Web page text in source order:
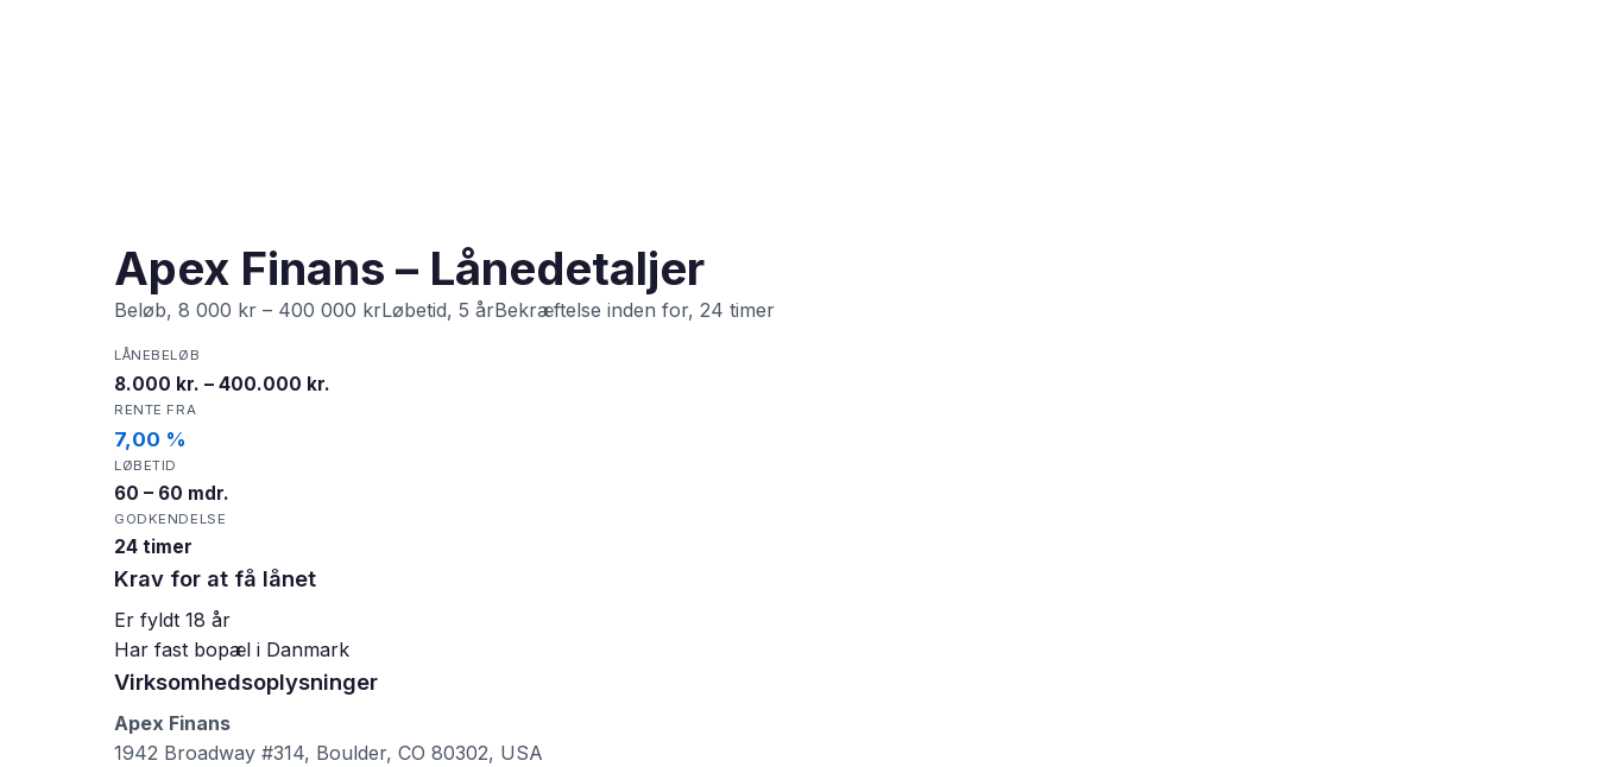
Apex Finans – Lånedetaljer
Beløb, 8 000 kr – 400 000 krLøbetid, 5 årBekræftelse inden for, 24 timer
LÅNEBELØB
8.000 kr. – 400.000 kr.
RENTE FRA
7,00 %
LØBETID
60 – 60 mdr.
GODKENDELSE
24 timer
Krav for at få lånet
Er fyldt 18 år
Har fast bopæl i Danmark
Virksomhedsoplysninger
Apex Finans
1942 Broadway #314, Boulder, CO 80302, USA